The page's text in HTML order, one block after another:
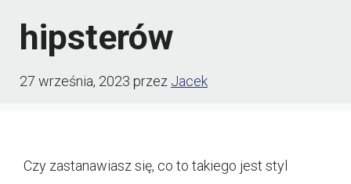
hipsterów
27 września, 2023 przez Jacek
Czy zastanawiasz się, co to takiego jest styl